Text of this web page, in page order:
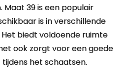
Maat 39 is een populair
is in verschillende
biedt voldoende ruimte
ook zorgt voor een goede
het schaatsen.